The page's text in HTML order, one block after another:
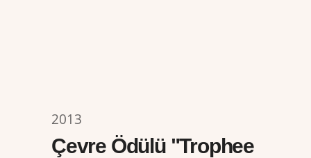
2013
Çevre Ödülü "Trophee